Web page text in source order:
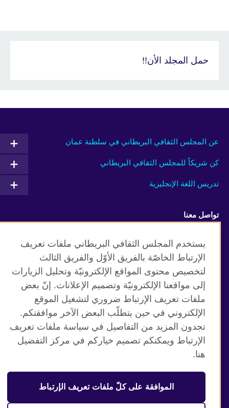
حمل المجلد الأن!!
عن المجلس الثقافي البريطاني في سلطنة عمان
كن شريكاً للمجلس الثقافي البريطاني
تدريس اللغة الإنجليزية
تواصل معنا
Facebook RSS
TikTok
موقع المجلس الثقافي البريطاني العالمي
الخصوصية وشروط الاستخدام
ملفات تعريف الإرتباط
خارطة الموقع
منظمة المملكة المتحدة الدولية للعلاقات الثقافية والفرص
يستخدم المجلس الثقافي البريطاني ملفات تعريف
الإرتباط الخاصّة بالفريق الأوّل والفريق الثالث
لتخصيص محتوى المواقع الإلكترونيّة وتحليل الزيارات
إلى مواقعنا الإلكترونيّة وتصميم الإعلانات. إنّ بعض
ملفات تعريف الإرتباط ضروري لتشغيل الموقع
الإلكتروني في حين يتطلّب البعض الآخر موافقتكم.
تجدون المزيد من التفاصيل في سياسة ملفات تعريف
الإرتباط ويمكنكم تصميم خياركم في مركز التفضيل
هنا.
الموافقة على كلّ ملفات تعريف الإرتباط